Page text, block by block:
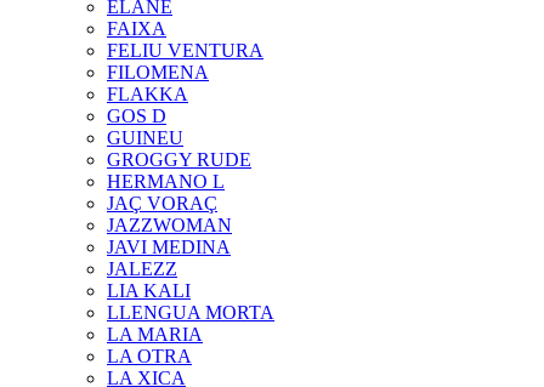
ELANE
FAIXA
FELIU VENTURA
FILOMENA
FLAKKA
GOS D
GUINEU
GROGGY RUDE
HERMANO L
JAÇ VORAÇ
JAZZWOMAN
JAVI MEDINA
JALEZZ
LIA KALI
LLENGUA MORTA
LA MARIA
LA OTRA
LA XICA